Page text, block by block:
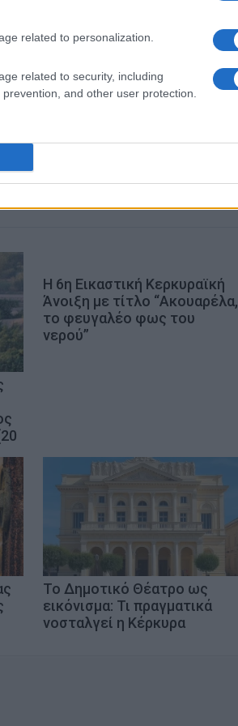
related to personalization.
related to security, including
and other user protection.
Η 6η Εικαστική Κερκυραϊκή
Άνοιξη με τίτλο “Ακουαρέλα,
το φευγαλέο φως του
νερού”
Το Δημοτικό Θέατρο ως
εικόνισμα: Τι πραγματικά
νοσταλγεί η Κέρκυρα